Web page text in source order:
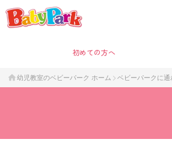
初めての方へ
幼児教室のベビーパーク ホーム ベビーパークに